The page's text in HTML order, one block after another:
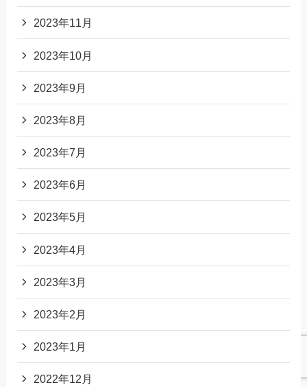
2023年11月
2023年10月
2023年9月
2023年8月
2023年7月
2023年6月
2023年5月
2023年4月
2023年3月
2023年2月
2023年1月
2022年12月